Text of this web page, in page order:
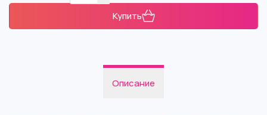
Купить
Описание